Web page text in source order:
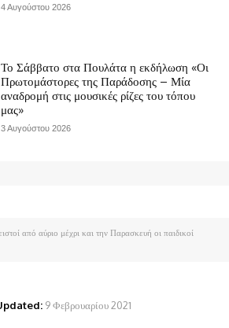
4 Αυγούστου 2026
Το Σάββατο στα Πουλάτα η εκδήλωση «Οι
Πρωτομάστορες της Παράδοσης – Μία
αναδρομή στις μουσικές ρίζες του τόπου
μας»
3 Αυγούστου 2026